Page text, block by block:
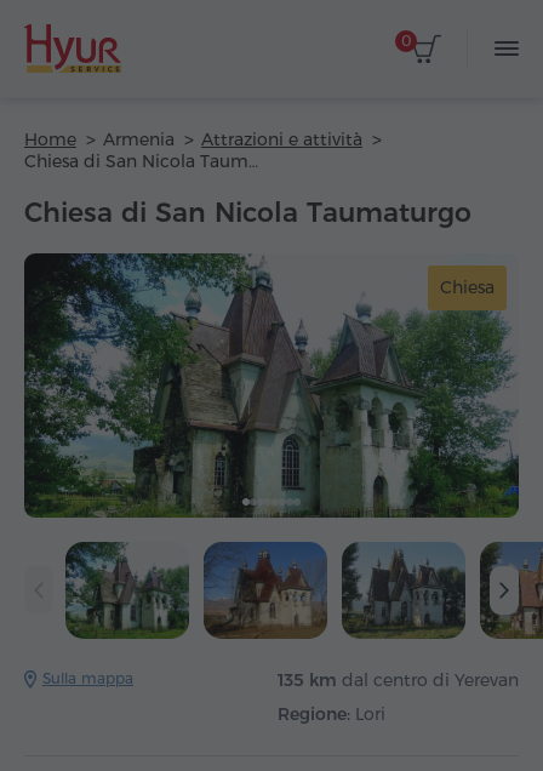
0
Home Armenia
Attrazioni e attività
Chiesa di San Nicola Taumaturgo
Chiesa di San Nicola Taumaturgo
Chiesa
Sulla mappa 135 km dal centro di Yerevan
Regione: Lori